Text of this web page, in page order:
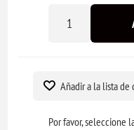
Añadir a la lista de
Por favor, seleccione